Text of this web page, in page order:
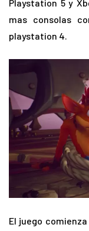
Playstation 5 y
mas consolas
playstation 4.
El juego